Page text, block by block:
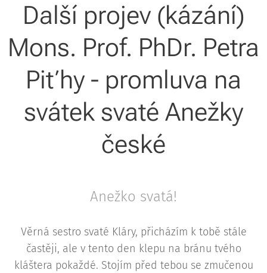
Další projev (kázání)
Mons. Prof. PhDr. Petra
Piťhy - promluva na
svátek svaté Anežky
české
Anežko svatá!
Věrná sestro svaté Kláry, přicházím k tobě stále
častěji, ale v tento den klepu na bránu tvého
kláštera pokaždé. Stojím před tebou se zmučenou